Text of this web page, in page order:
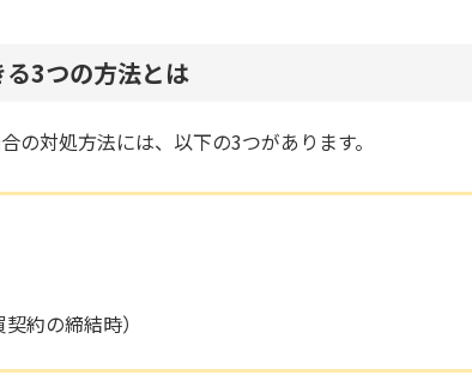
3つの方法とは
の対処方法には、以下の3つがあります。
約の締結時）